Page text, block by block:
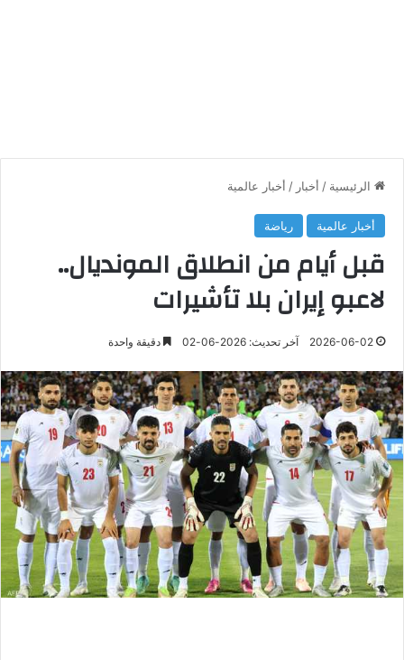
الرئيسية / أخبار / أخبار عالمية
أخبار عالمية رياضة
قبل أيام من انطلاق المونديال..
لاعبو إيران بلا تأشيرات
2026-06-02 آخر تحديث: 2026-06-02 دقيقة واحدة